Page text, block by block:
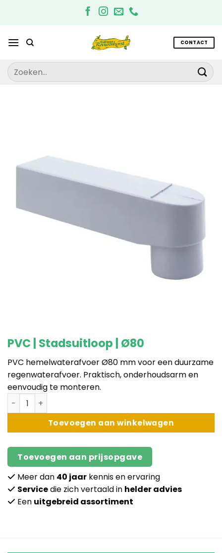
CONTACT
Zoeken
naar:
PVC | Stadsuitloop | Ø80
PVC hemelwaterafvoer Ø80 mm voor een duurzame
regenwaterafvoer. Praktisch, onderhoudsarm en
eenvoudig te monteren.
PVC | Stadsuitloop | Ø80 aantal
Toevoegen aan winkelwagen
Toevoegen aan prijsopgave
Meer dan 40 jaar kennis en ervaring
Servicedie zich vertaald in helder advies
Een uitgebreid assortiment